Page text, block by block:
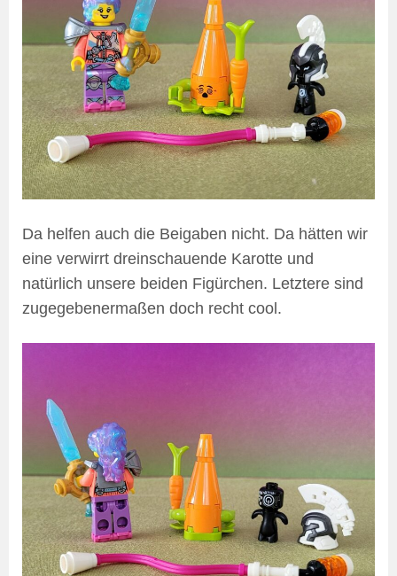
Da helfen auch die Beigaben nicht. Da hätten wir
eine verwirrt dreinschauende Karotte und
natürlich unsere beiden Figürchen. Letztere sind
zugegebenermaßen doch recht cool.